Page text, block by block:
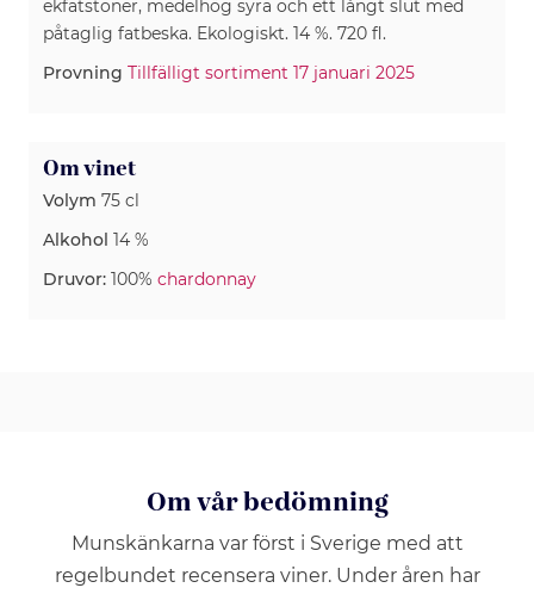
ekfatstoner, medelhög syra och ett långt slut med
påtaglig fatbeska. Ekologiskt. 14 %. 720 fl.
Provning Tillfälligt sortiment 17 januari 2025
Om vinet
Volym 75 cl
Alkohol 14 %
Druvor: 100% chardonnay
Om vår bedömning
Munskänkarna var först i Sverige med att
regelbundet recensera viner. Under åren har